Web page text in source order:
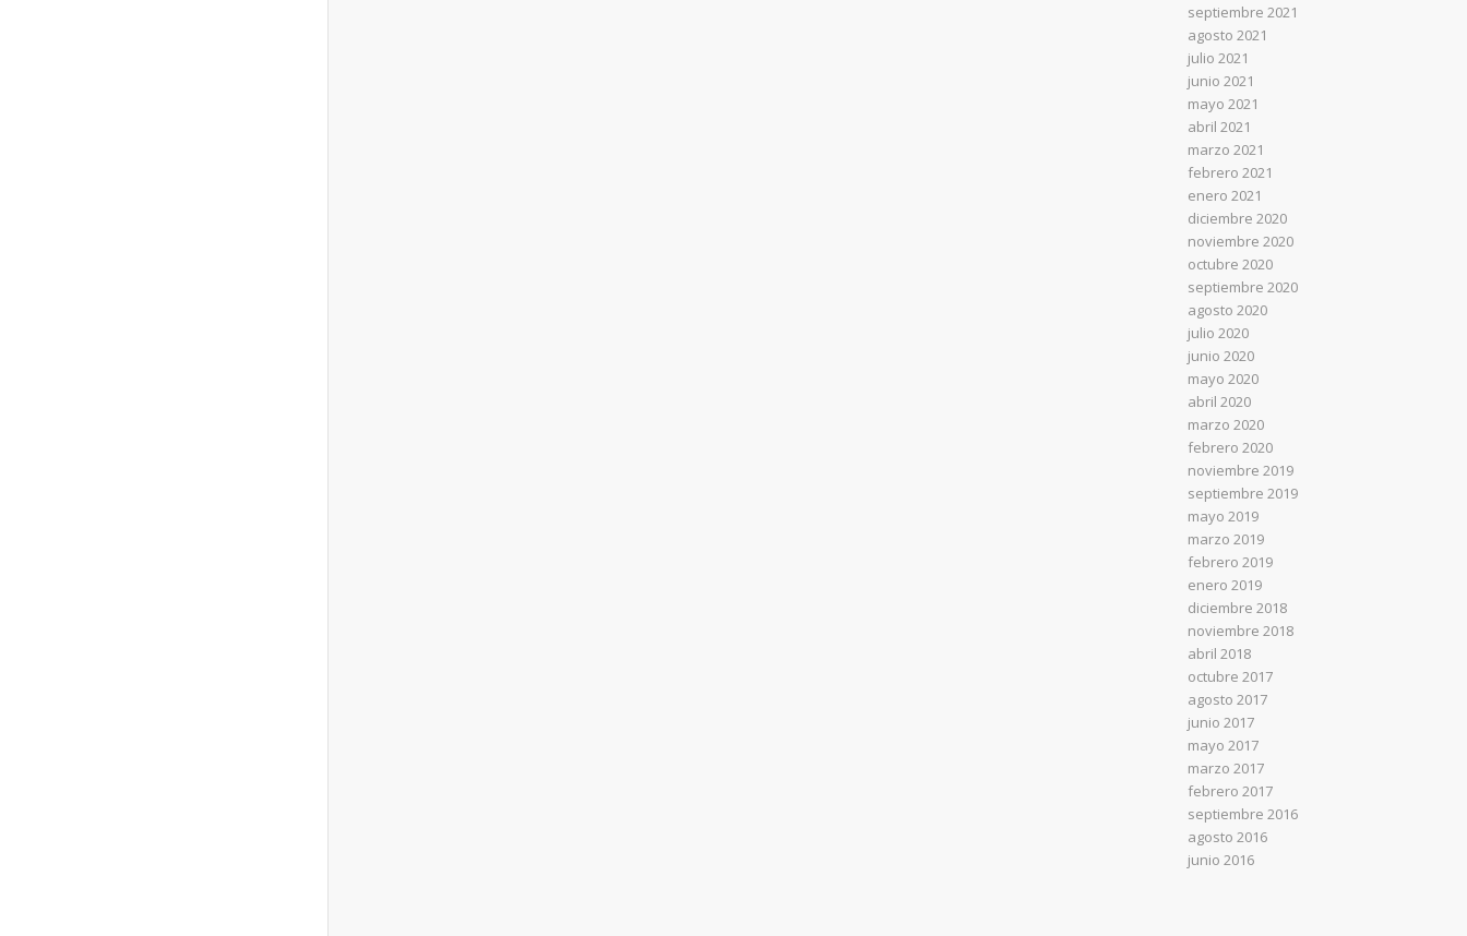
septiembre 2021
agosto 2021
julio 2021
junio 2021
mayo 2021
abril 2021
marzo 2021
febrero 2021
enero 2021
diciembre 2020
noviembre 2020
octubre 2020
septiembre 2020
agosto 2020
julio 2020
junio 2020
mayo 2020
abril 2020
marzo 2020
febrero 2020
noviembre 2019
septiembre 2019
mayo 2019
marzo 2019
febrero 2019
enero 2019
diciembre 2018
noviembre 2018
abril 2018
octubre 2017
agosto 2017
junio 2017
mayo 2017
marzo 2017
febrero 2017
septiembre 2016
agosto 2016
junio 2016